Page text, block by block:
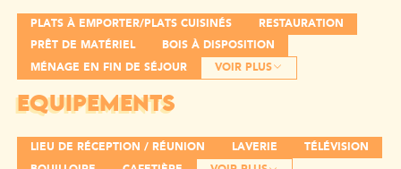
PLATS À EMPORTER/PLATS CUISINÉS
RESTAURATION
PRÊT DE MATÉRIEL
BOIS À DISPOSITION
MÉNAGE EN FIN DE SÉJOUR
VOIR PLUS
EQUIPEMENTS
LIEU DE RÉCEPTION / RÉUNION LAVERIE
TÉLÉVISION